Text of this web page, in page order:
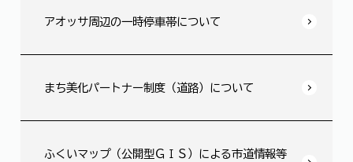
アオッサ周辺の一時停車帯について
まち美化パートナー制度（道路）について
ふくいマップ（公開型ＧＩＳ）による市道情報等